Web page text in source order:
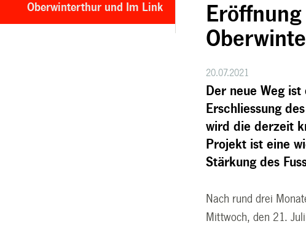
Oberwinterthur und Im Link
20.07.2021
Der neue Weg
Erschliessung
wird die derzeit
Projekt ist eine
Stärkung des
Nach rund drei
Mittwoch, den 21.